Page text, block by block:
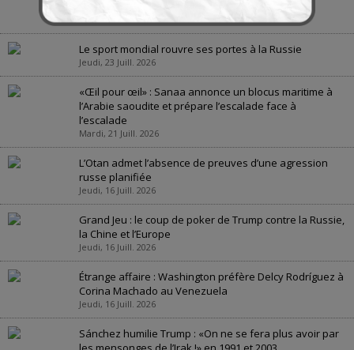
Jeudi, 23 Juill. 2026
Le sport mondial rouvre ses portes à la Russie
Jeudi, 23 Juill. 2026
«Œil pour œil» : Sanaa annonce un blocus maritime à
l’Arabie saoudite et prépare l’escalade face à
l’escalade
Mardi, 21 Juill. 2026
L’Otan admet l’absence de preuves d’une agression
russe planifiée
Jeudi, 16 Juill. 2026
Grand Jeu : le coup de poker de Trump contre la Russie,
la Chine et l’Europe
Jeudi, 16 Juill. 2026
Étrange affaire : Washington préfère Delcy Rodríguez à
Corina Machado au Venezuela
Jeudi, 16 Juill. 2026
Sánchez humilie Trump : «On ne se fera plus avoir par